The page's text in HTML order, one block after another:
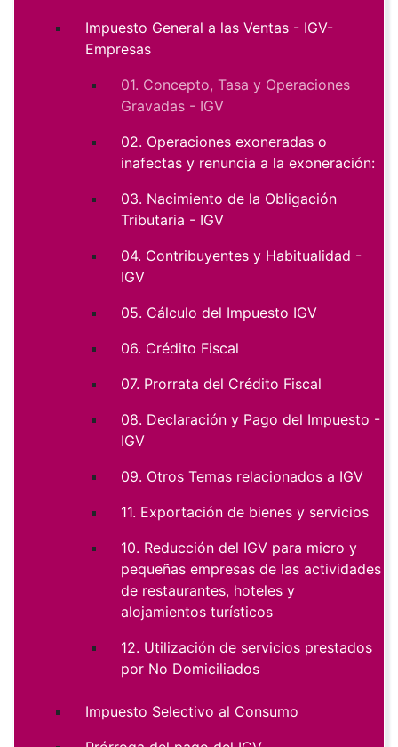
Impuesto General a las Ventas - IGV-
Empresas
01. Concepto, Tasa y Operaciones
Gravadas - IGV
02. Operaciones exoneradas o
inafectas y renuncia a la exoneración:
03. Nacimiento de la Obligación
Tributaria - IGV
04. Contribuyentes y Habitualidad -
IGV
05. Cálculo del Impuesto IGV
06. Crédito Fiscal
07. Prorrata del Crédito Fiscal
08. Declaración y Pago del Impuesto -
IGV
09. Otros Temas relacionados a IGV
11. Exportación de bienes y servicios
10. Reducción del IGV para micro y
pequeñas empresas de las actividades
de restaurantes, hoteles y
alojamientos turísticos
12. Utilización de servicios prestados
por No Domiciliados
Impuesto Selectivo al Consumo